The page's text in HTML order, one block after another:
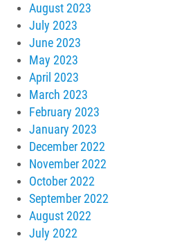
August 2023
July 2023
June 2023
May 2023
April 2023
March 2023
February 2023
January 2023
December 2022
November 2022
October 2022
September 2022
August 2022
July 2022